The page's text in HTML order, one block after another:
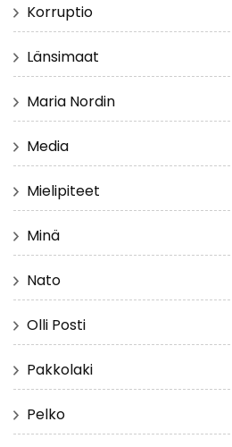
Korruptio
Länsimaat
Maria Nordin
Media
Mielipiteet
Minä
Nato
Olli Posti
Pakkolaki
Pelko